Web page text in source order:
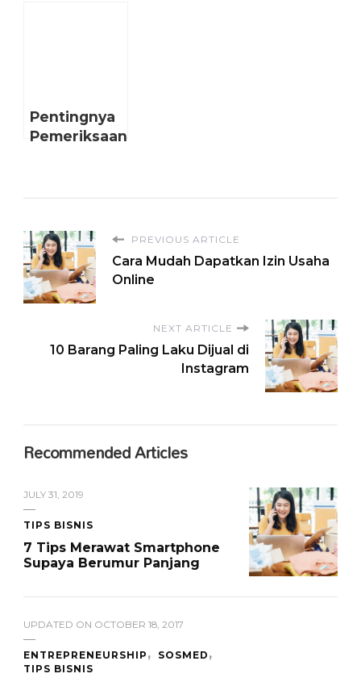
Pentingnya
Pemeriksaan
Sebelum
PREVIOUS ARTICLE
Cara Mudah Dapatkan Izin Usaha
Online
NEXT ARTICLE
10 Barang Paling Laku Dijual di
Instagram
Recommended Articles
JULY 31, 2019
TIPS BISNIS
7 Tips Merawat Smartphone
Supaya Berumur Panjang
UPDATED ON OCTOBER 18, 2017
ENTREPRENEURSHIP
SOSMED
TIPS BISNIS